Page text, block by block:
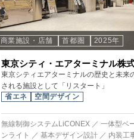
商業施設・店舗 首都圏 2025年
東京シティ・エアターミナル株
東京シティエアターミナルの歴史と未来
される施設として「リスタート」
省エネ
空間デザイン
無線制御システムLiCONEX ／ 一体型ベ
ンライト ／ 基本デザイン設計 ／ 内装工